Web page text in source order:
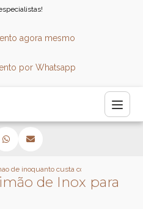
agora mesmo
por Whatsapp
de inox para consultorio
quanto custa corrimao de inox
de Inox para